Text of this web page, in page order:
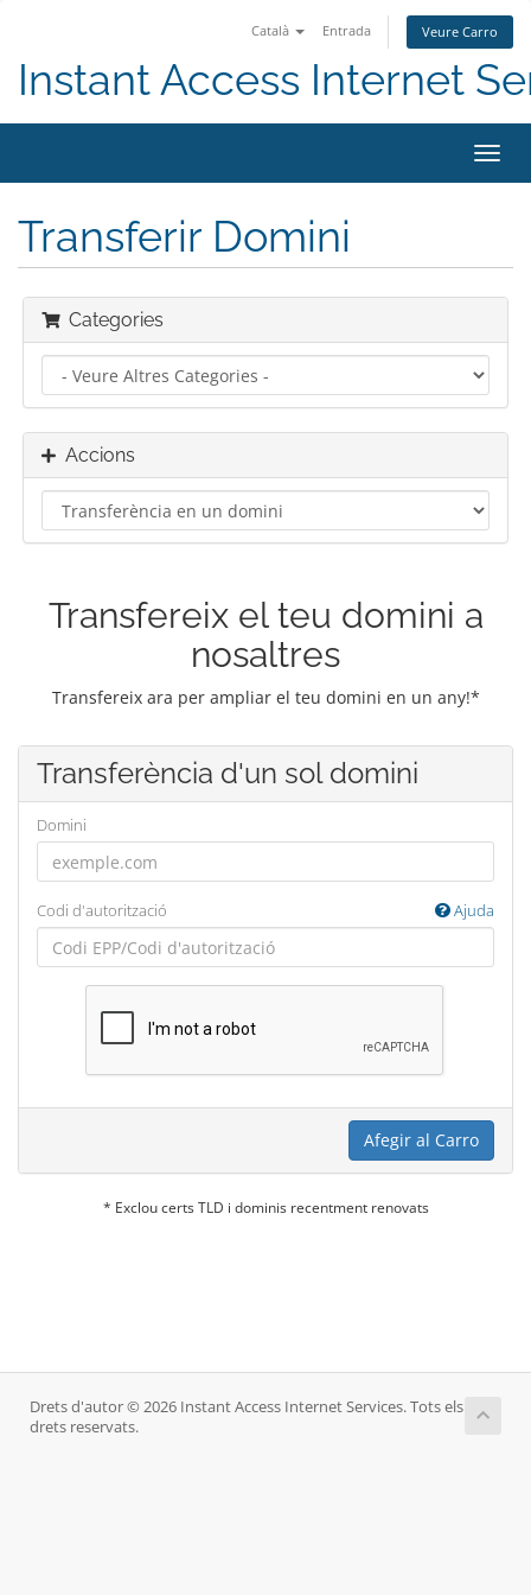
Català Entrada Veure Carro
Instant Access Internet
la
Transferir Domini
Categories
Accions
Transfereix el teu domini a
nosaltres
Transfereix ara per ampliar el teu domini en un any!*
Transferència d'un sol domini
Domini
Codi d'autorització Ajuda
Afegir al Carro
* Exclou certs TLD i dominis recentment renovats
Drets d'autor © 2026 Instant Access Internet Services. Tots els
drets reservats.